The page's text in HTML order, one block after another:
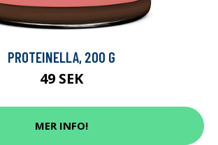
PROTEINELLA, 200 G
49 SEK
MER INFO!